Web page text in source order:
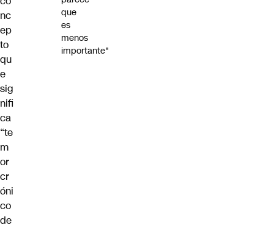
nc
ep
to
qu
e
sig
nifi
ca
“te
m
or
cr
óni
co
de
que
es
menos
importante"